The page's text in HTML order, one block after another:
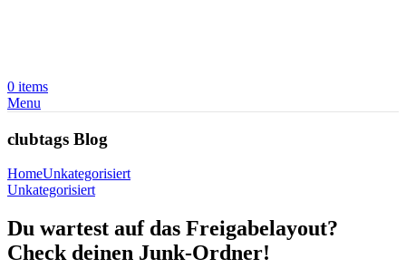
0 items
Menu
clubtags Blog
HomeUnkategorisiert
Unkategorisiert
Du wartest auf das Freigabelayout?
Check deinen Junk-Ordner!